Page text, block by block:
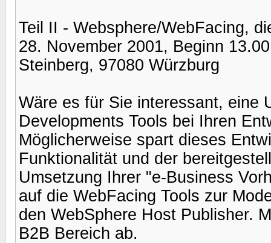
Teil II - Websphere/WebFacing,
28. November 2001, Beginn
Steinberg, 97080 Würzburg
Wäre es für Sie interessant, eine
Developments Tools bei Ihren
Möglicherweise spart dieses
Funktionalität und der
Umsetzung Ihrer "e-Business
auf die WebFacing Tools zur
den WebSphere Host Publisher.
B2B Bereich ab.